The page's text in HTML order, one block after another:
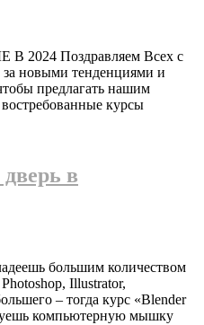
Поздравляем Всех с
новыми тенденциями и
предлагать нашим
курсы
в
большим количеством
Illustrator,
– тогда курс «Blender
компьютерную мышку